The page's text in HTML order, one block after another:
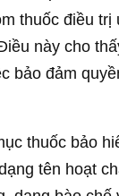
thuốc điều trị
này cho
bảo đảm
thuốc bảo
tên hoạt